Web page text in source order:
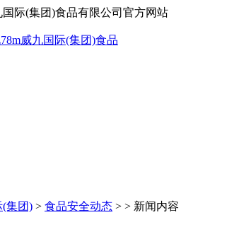
际(集团)食品有限公司官方网站
(集团) > 食品安全动态 > > 新闻内容